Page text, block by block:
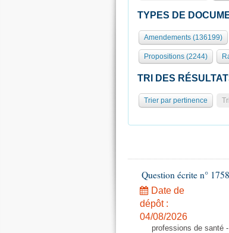
TYPES DE
Amendements (136199)
Propositions (2244)
TRI DES
Trier par pertinence
Question écrite n°
Date de
dépôt :
04/08/2026
professions de santé